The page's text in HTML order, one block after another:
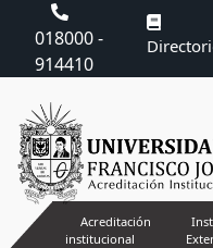
018000 -
914410
Acreditación
institucional